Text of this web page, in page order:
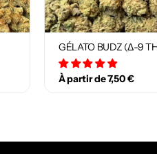
GÉLATO BUDZ (Δ-9
À partir de 7,50 €